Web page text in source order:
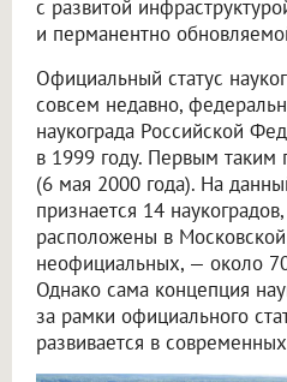
с развитой
и перманентно
Официальный статус
совсем недавно,
наукограда Российской
в 1999 году. Первым таким
(6 мая 2000 года). На
признается 14
расположены в
неофициальных, — около
Однако сама концепция
за рамки официального
развивается в